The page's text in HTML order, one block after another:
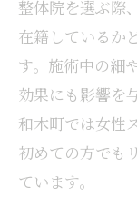
整体院を選ぶ際
在籍しているか
す。施術中の細
効果にも影響を
和木町では女性
初めての方でも
ています。